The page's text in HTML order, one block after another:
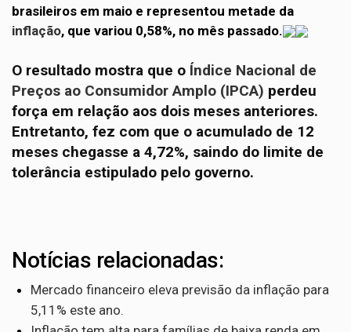
brasileiros em maio e representou metade da
inflação, que variou 0,58%, no mês passado.
O resultado mostra que o Índice Nacional de
Preços ao Consumidor Amplo (IPCA) perdeu
força em relação aos dois meses anteriores.
Entretanto, fez com que o acumulado de 12
meses chegasse a 4,72%, saindo do limite de
tolerância estipulado pelo governo.
Notícias relacionadas:
Mercado financeiro eleva previsão da inflação para
5,11% este ano.